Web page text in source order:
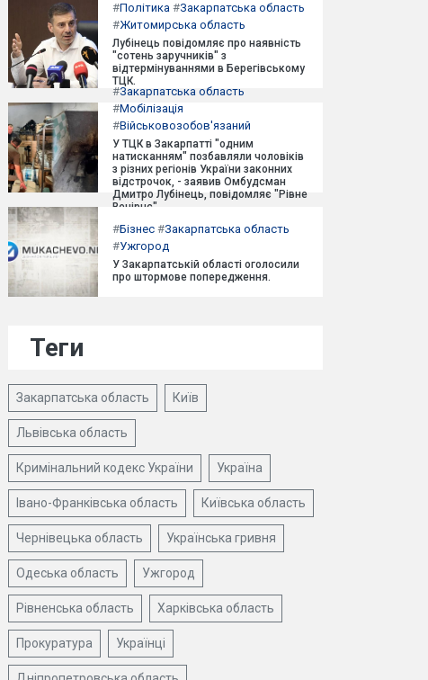
#Політика #Закарпатська область
#Житомирська область
Лубінець повідомляє про наявність
"сотень заручників" з
відтермінуваннями в Берегівському
ТЦК.
#Закарпатська область
#Мобілізація
#Військовозобов'язаний
У ТЦК в Закарпатті "одним
натисканням" позбавляли чоловіків
з різних регіонів України законних
відстрочок, - заявив Омбудсман
Дмитро Лубінець, повідомляє "Рівне
Вечірнє".
#Бізнес #Закарпатська область
#Ужгород
У Закарпатській області оголосили
про штормове попередження.
Теги
Закарпатська область Київ
Львівська область
Кримінальний кодекс України Україна
Івано-Франківська область Київська область
Чернівецька область Українська гривня
Одеська область Ужгород
Рівненська область Харківська область
Прокуратура Українці